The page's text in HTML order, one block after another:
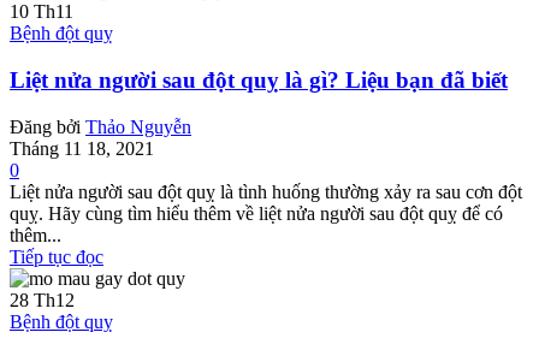
10 Th11
Bệnh đột quỵ
Liệt nửa người sau đột quỵ là gì? Liệu bạn đã biết
Đăng bởi Thảo Nguyễn
Tháng 11 18, 2021
0
Liệt nửa người sau đột quỵ là tình huống thường xảy ra sau cơn đột
quỵ. Hãy cùng tìm hiểu thêm về liệt nửa người sau đột quỵ để có
thêm...
Tiếp tục đọc
28 Th12
Bệnh đột quỵ